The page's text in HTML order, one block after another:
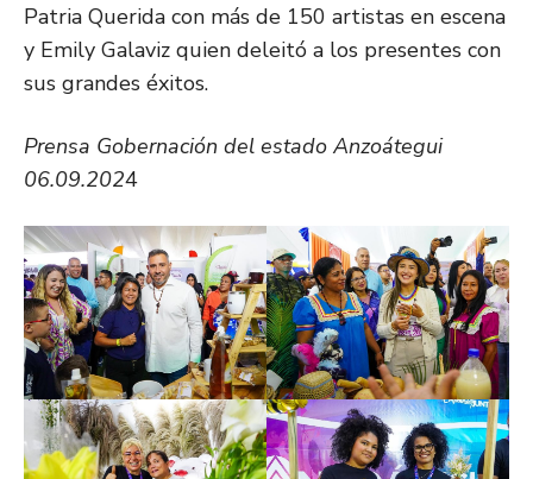
Patria Querida con más de 150 artistas en escena
y Emily Galaviz quien deleitó a los presentes con
sus grandes éxitos.
Prensa Gobernación del estado Anzoátegui
06.09.2024